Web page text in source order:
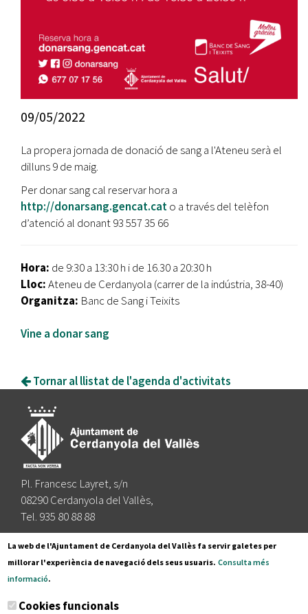
09/05/2022
La propera jornada de donació de sang a l'Ateneu serà el
dilluns 9 de maig.
Per donar sang cal reservar hora a
http://donarsang.gencat.cato a través del telèfon
d’atenció al donant 93 557 35 66
Hora: de 9:30 a 13:30 h i de 16.30 a 20:30 h
Lloc:Ateneu de Cerdanyola (carrer de la indústria, 38-40)
Organitza: Banc de Sang i Teixits
Vine a donar sang
Tornar al llistat de l'agenda d'activitats
Pl. Francesc Layret, s/n
08290 Cerdanyola del Vallès,
Tel. 935 80 88 88
Segueix-nos a:
Subscriu-te al nostre butlletí
La web de l'Ajuntament de Cerdanyola del Vallès fa servir galetes per
millorar l'experiència de navegació dels seus usuaris. Consulta més
informació.
Cookies funcionals